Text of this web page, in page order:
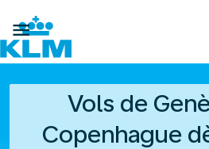

Vols de
Copenhague